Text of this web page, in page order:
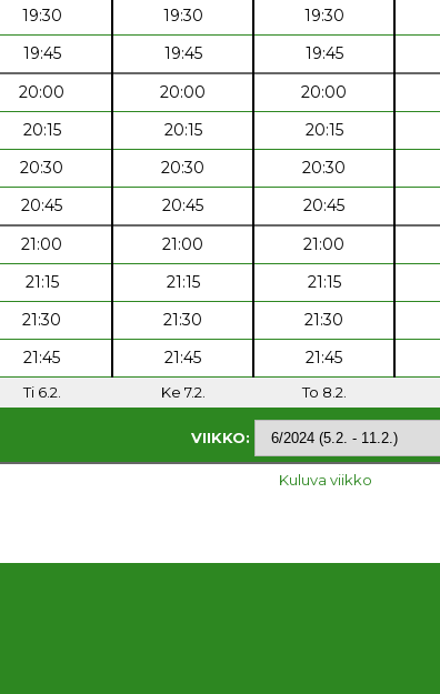
19:30 19:30 19:30
19:45 19:45 19:45
20:00 20:00 20:00
20:15 20:15 20:15
20:30 20:30 20:30
20:45 20:45 20:45
21:00 21:00 21:00
21:15 21:15 21:15
21:30 21:30 21:30
21:45 21:45 21:45
Ti 6.2. Ke 7.2. To 8.2.
VIIKKO:
Kuluva viikko